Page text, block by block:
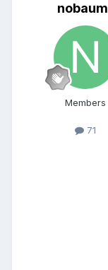
nobaum
Members
71